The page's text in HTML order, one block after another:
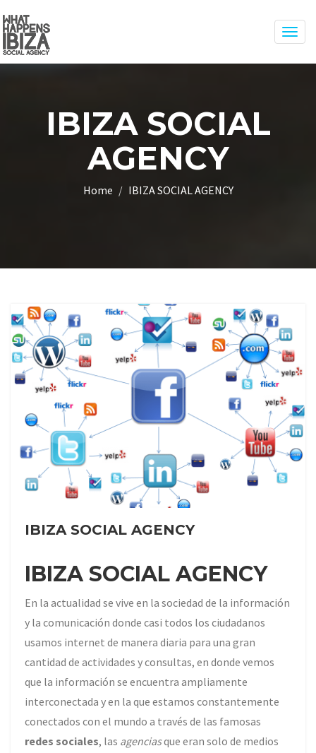
IBIZA SOCIAL
AGENCY
Home IBIZA SOCIAL AGENCY
IBIZA SOCIAL AGENCY
IBIZA SOCIAL AGENCY
En la actualidad se vive en la sociedad de la información
y la comunicación donde casi todos los ciudadanos
usamos internet de manera diaria para una gran
cantidad de actividades y consultas, en donde vemos
que la información se encuentra ampliamente
interconectada y en la que estamos constantemente
conectados con el mundo a través de las famosas
redes sociales, las agenciasque eran solo de medios